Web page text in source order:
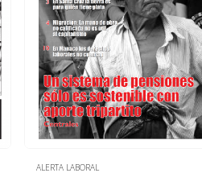
ALERTA LABORAL